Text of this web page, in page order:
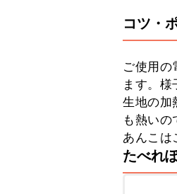
コツ・
ご使用の
ます。様
生地の加
も熱いの
あんこは
たべれ